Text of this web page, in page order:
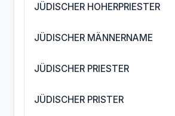
JÜDISCHER HOHERPRIESTER
JÜDISCHER MÄNNERNAME
JÜDISCHER PRIESTER
JÜDISCHER PRISTER